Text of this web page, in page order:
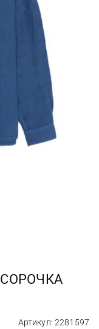
СОРОЧКА
Артикул: 2281597